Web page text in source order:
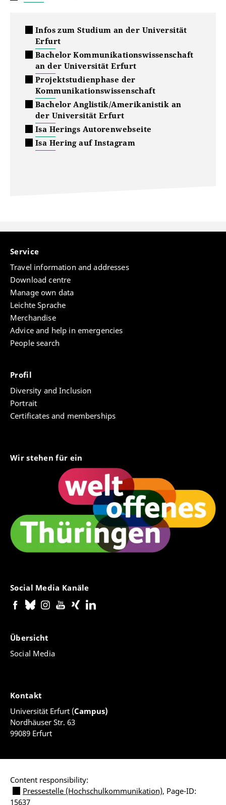
Infos zum Studium an der Universität
Erfurt
Bachelor Kommunikationswissenschaft
an der Universität Erfurt
Projektstudienphase der
Kommunikationswissenschaft
Bachelor Anglistik/Amerikanistik an
der Universität Erfurt
Isa Herings Autorenwebseite
Isa Hering auf Instagram
Service
Travel information and addresses
Download centre
Manage own data
Leichte Sprache
Merchandise
Advice and help in emergencies
People search
Profil
Diversity and Inclusion
Portrait
Certificates and memberships
Wir stehen für ein
Social Media Kanäle
Übersicht
Social Media
Kontakt
Universität Erfurt (Campus)
Nordhäuser Str. 63
99089 Erfurt
Content responsibility:
Pressestelle (Hochschulkommunikation), Page-ID:
15637